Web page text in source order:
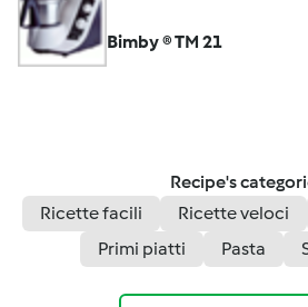
Bimby ® TM 21
Recipe's
Ricette facili
Ricette veloci
Primi piatti
Pasta